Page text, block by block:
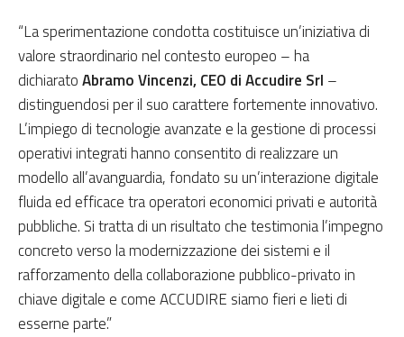
“La sperimentazione condotta costituisce un’iniziativa di
valore straordinario nel contesto europeo – ha
dichiaratoAbramo Vincenzi, CEO di Accudire Srl –
distinguendosi per il suo carattere fortemente innovativo.
L’impiego di tecnologie avanzate e la gestione di processi
operativi integrati hanno consentito di realizzare un
modello all’avanguardia, fondato su un’interazione digitale
fluida ed efficace tra operatori economici privati e autorità
pubbliche. Si tratta di un risultato che testimonia l’impegno
concreto verso la modernizzazione dei sistemi e il
rafforzamento della collaborazione pubblico-privato in
chiave digitale e come ACCUDIRE siamo fieri e lieti di
esserne parte.”